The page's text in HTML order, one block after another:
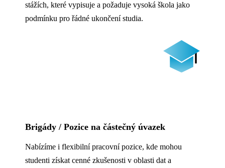
stážích, které vypisuje a požaduje vysoká škola jako
podmínku pro řádné ukončení studia.
Brigády / Pozice na částečný úvazek
Nabízíme i flexibilní pracovní pozice, kde mohou
studenti získat cenné zkušenosti v oblasti dat a